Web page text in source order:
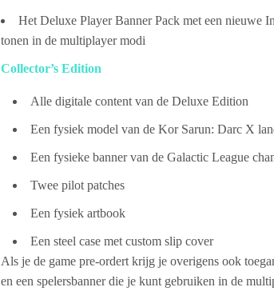
Het Deluxe Player Banner Pack met een nieuwe
tonen in de multiplayer modi
Collector’s Edition
Alle digitale content van de Deluxe Edition
Een fysiek model van de Kor Sarun: Darc X
Een fysieke banner van de Galactic League
Twee pilot patches
Een fysiek artbook
Een steel case met custom slip cover
Als je de game pre-ordert krijg je overigens ook
en een spelersbanner die je kunt gebruiken in de